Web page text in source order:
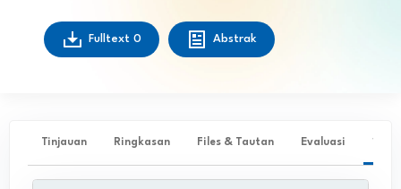
Fulltext 0 Abstrak
Tinjauan Ringkasan Files & Tautan Evaluasi ✨